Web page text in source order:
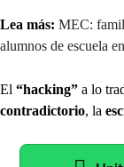
Lea más: MEC:
alumnos de escuela
El “hacking” a lo
contradictorio, la